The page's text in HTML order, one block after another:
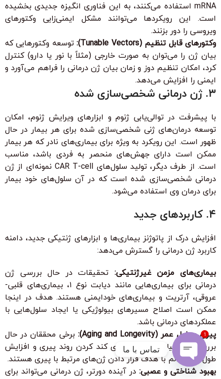
mRNA استفاده می‌کنند، به این فناوری انگیزه جدیدی بخشیده
است. این رویکردها می‌توانند مشکل ایمنی‌زایی وکتورهای
ویروسی را دور بزنند.
وکتورهای قابل تنظیم (Tunable Vectors):
توسعه وکتورهایی که
بیان ژن را می‌توان به صورت خارجی (مثلاً با نور یا دارو) کنترل
کرد، امکان تنظیم دوز و زمان بیان ژن درمانی را فراهم می‌آورد و
ایمنی را افزایش می‌دهد.
۳. ژن درمانی شخصی‌سازی شده
با پیشرفت در توالی‌یابی ژنوم و ابزارهای ویرایش ژنوم، امکان
توسعه درمان‌های ژنی شخصی‌سازی شده برای هر بیمار در حال
ظهور است. این رویکرد به ویژه برای بیماری‌های نادر که هر بیمار
ممکن است دارای جهش‌های منحصر به فردی باشد، مناسب
است. از طرف دیگر، تولید سلول‌های CAR T-cell نمونه‌ای از ژن
درمانی شخصی‌سازی شده است که در آن سلول‌های خود بیمار
برای درمان وی استفاده می‌شود.
۴. کاربردهای جدید
افزایش درک از پاتوژنز بیماری‌ها و ابزارهای ژنتیکی جدید، دامنه
کاربرد ژن درمانی را گسترش می‌دهد:
بیماری‌های مزمن غیرژنتیکی: تحقیقات در حال بررسی ژن
درمانی برای بیماری‌هایی مانند دیابت نوع ۱، بیماری‌های قلبی-
عروقی، آرتریت و بیماری‌های خودایمنی هستند. هدف در اینجا
ممکن است اصلاح مسیرهای بیولوژیکی یا ایجاد سلول‌هایی با
عملکردهای درمانی باشد.
پیری و طول عمر (Aging and Longevity):
برخی محققان در حال
بررسی پتانسیل ژن درمانی برای کند کردن روند پیری و افزایش
طول عمر سالم با هدف قرار دادن ژن‌های مرتبط با پیری هستند.
بهبود شناختی و عصبی: در آینده دورتر، ژن درمانی می‌تواند برای
تماس با ما
Open
1